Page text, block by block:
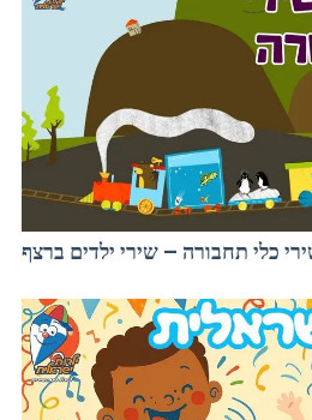
כלי תחבורה – שירי ילדים ברצף